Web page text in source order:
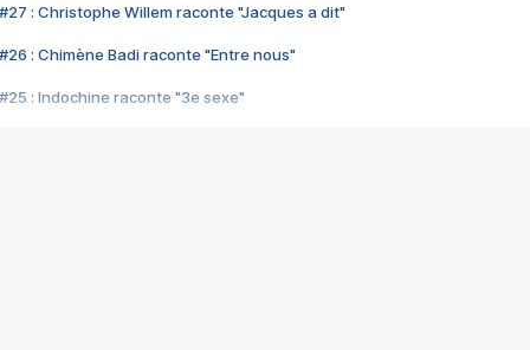
#27 : Christophe Willem raconte "Jacques a dit"
#26 : Chimène Badi raconte "Entre nous"
#25 : Indochine raconte "3e sexe"